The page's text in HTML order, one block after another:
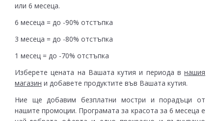
или 6 месеца.
6 месеца = до -90% отстъпка
3 месеца = до -80% отстъпка
1 месец = до -70% отстъпка
Изберете цената на Вашата кутия и периода в нашия
магазин и добавете продуктите във Вашата кутия.
Ние ще добавим безплатни мостри и порадъци от
нашите промоции. Програмата за красота за 6 месеца е